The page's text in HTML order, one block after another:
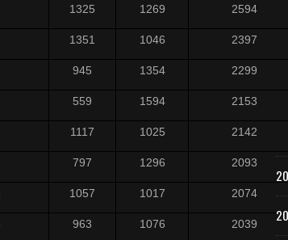
1325 1269 2594
1351 1046 2397
945 1354 2299
559 1594 2153
1117 1025 2142
797 1296 2093
1057 1017 2074
963 1076 2039